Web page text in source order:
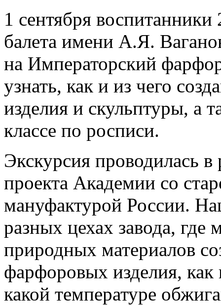
1 сентября
балета имени А.Я.
на Императорский
узнать, как и из чего
изделия и скульптуры, а
классе по росписи.
Экскурсия проводилась в
проекта Академии со
мануфактурой России.
разных цехах завода, где
природных материалов
фарфоровых изделия,
какой температуре